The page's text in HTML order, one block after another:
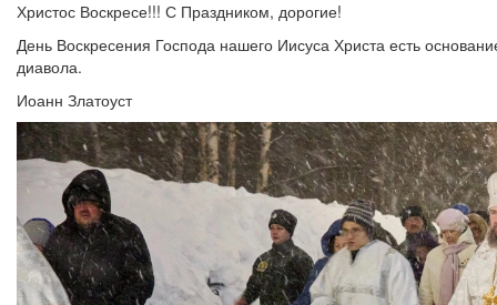
Христос Воскресе!!! С Праздником, дорогие!
День Воскресения Господа нашего Иисуса Христа есть
диавола.
Иоанн Златоуст